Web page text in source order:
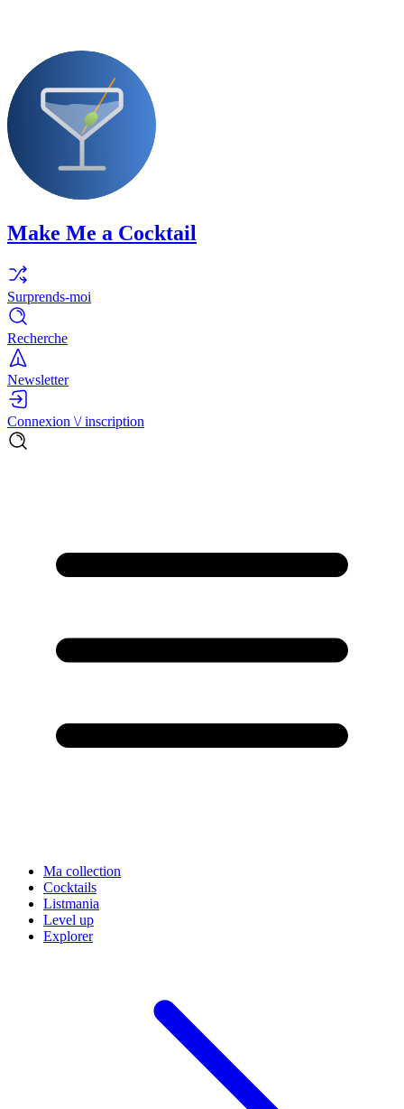
Make Me a Cocktail
Surprends-moi
Recherche
Newsletter
Connexion \/ inscription
Ma collection
Cocktails
Listmania
Level up
Explorer